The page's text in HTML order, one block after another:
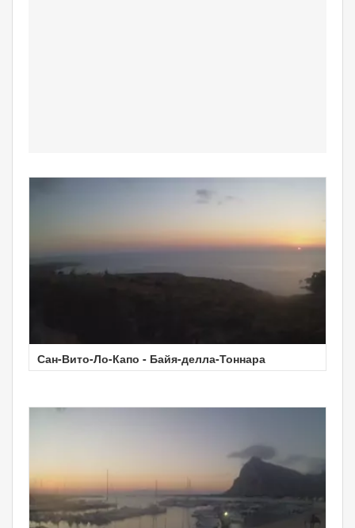
Сан-Вито-Ло-Капо - Байя-делла-Тоннара